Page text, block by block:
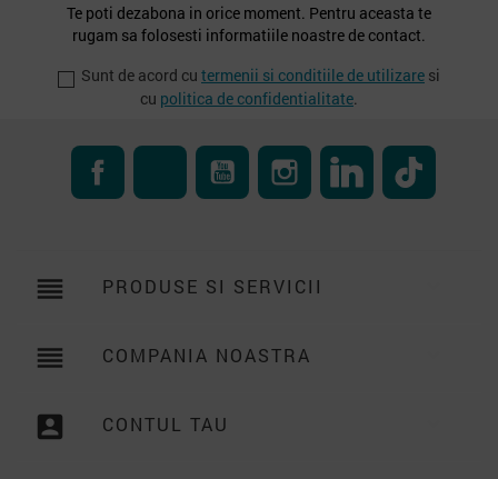
Te poti dezabona in orice moment. Pentru aceasta te
rugam sa folosesti informatiile noastre de contact.
Sunt de acord cu termenii si conditiile de utilizare si
cu politica de confidentialitate
FacebookRSS YouTube InstagramLinkedIn
reorder PRODUSE SI SERVICII
reorder COMPANIA NOASTRA
account_box CONTUL TAU